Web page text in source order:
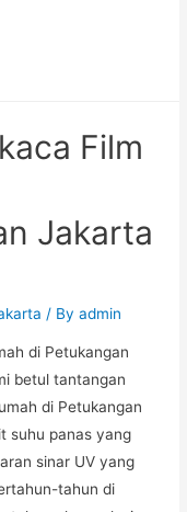
Film
Jakarta
/ Byadmin
di Petukangan
betul tantangan
di Petukangan
suhu panas yang
sinar UV yang
tahun di